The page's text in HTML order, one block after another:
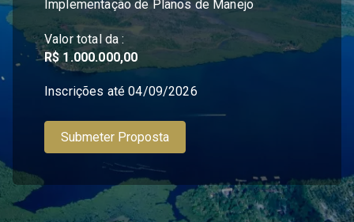
Implementação de Planos de Manejo
Valor total da :
R$ 1.000.000,00
Inscrições até04/09/2026
Submeter Proposta